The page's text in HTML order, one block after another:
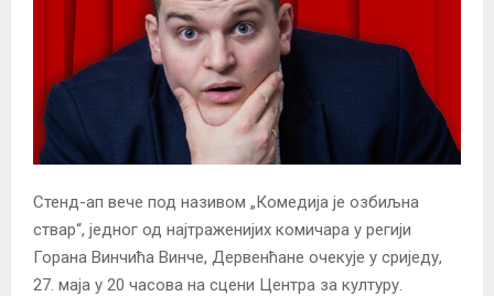
Стенд-ап вече под називом „Комедија је озбиљна
ствар“, једног од најтраженијих комичара у регији
Горана Винчића Винче, Дервенћане очекује у сриједу,
27. маја у 20 часова на сцени Центра за културу.